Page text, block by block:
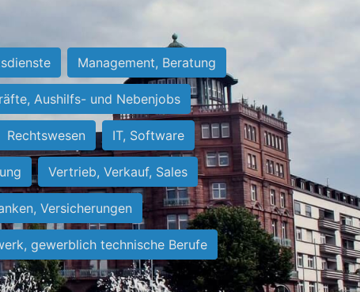
Management, Beratung
Aushilfs- und Nebenjobs
Rechtswesen IT, Software
Vertrieb, Verkauf, Sales
Versicherungen
gewerblich technische Berufe